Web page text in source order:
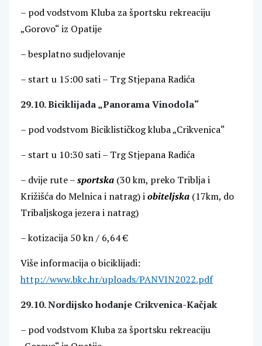
– pod vodstvom Kluba za športsku rekreaciju
„Gorovo“ iz Opatije
– besplatno sudjelovanje
– start u 15:00 sati – Trg Stjepana Radića
29.10. Biciklijada „Panorama Vinodola“
– pod vodstvom Biciklističkog kluba „Crikvenica“
– start u 10:30 sati – Trg Stjepana Radića
– dvije rute –sportska (30 km, preko Triblja i
Križišća do Melnica i natrag) iobiteljska (17km, do
Tribaljskoga jezera i natrag)
– kotizacija 50 kn / 6,64 €
Više informacija o biciklijadi:
http://www.bkc.hr/uploads/PANVIN2022.pdf
29.10. Nordijsko hodanje Crikvenica-Kačjak
– pod vodstvom Kluba za športsku rekreaciju